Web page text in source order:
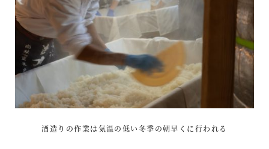
酒造りの作業は気温の低い冬季の朝早くに行われる